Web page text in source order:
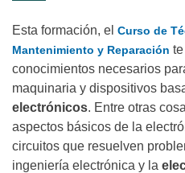
Esta formación, el Curso de
Mantenimiento y Reparación
conocimientos necesarios
maquinaria y dispositivos
electrónicos. Entre otras
aspectos básicos de la
circuitos que resuelven
ingeniería electrónica y la